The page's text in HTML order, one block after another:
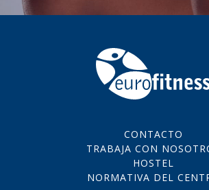
CONTACTO
TRABAJA CON
HOSTEL
NORMATIVA DEL